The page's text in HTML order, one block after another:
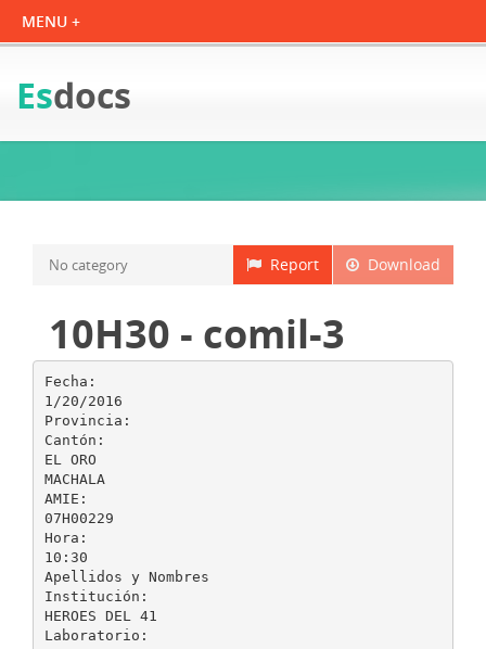
Esdocs
Download
Report
No category
10H30 - comil-3
Fecha:
1/20/2016
Provincia:
Cantón:
EL ORO
MACHALA
AMIE:
07H00229
Hora:
10:30
Apellidos y Nombres
Institución:
HEROES DEL 41
Laboratorio: